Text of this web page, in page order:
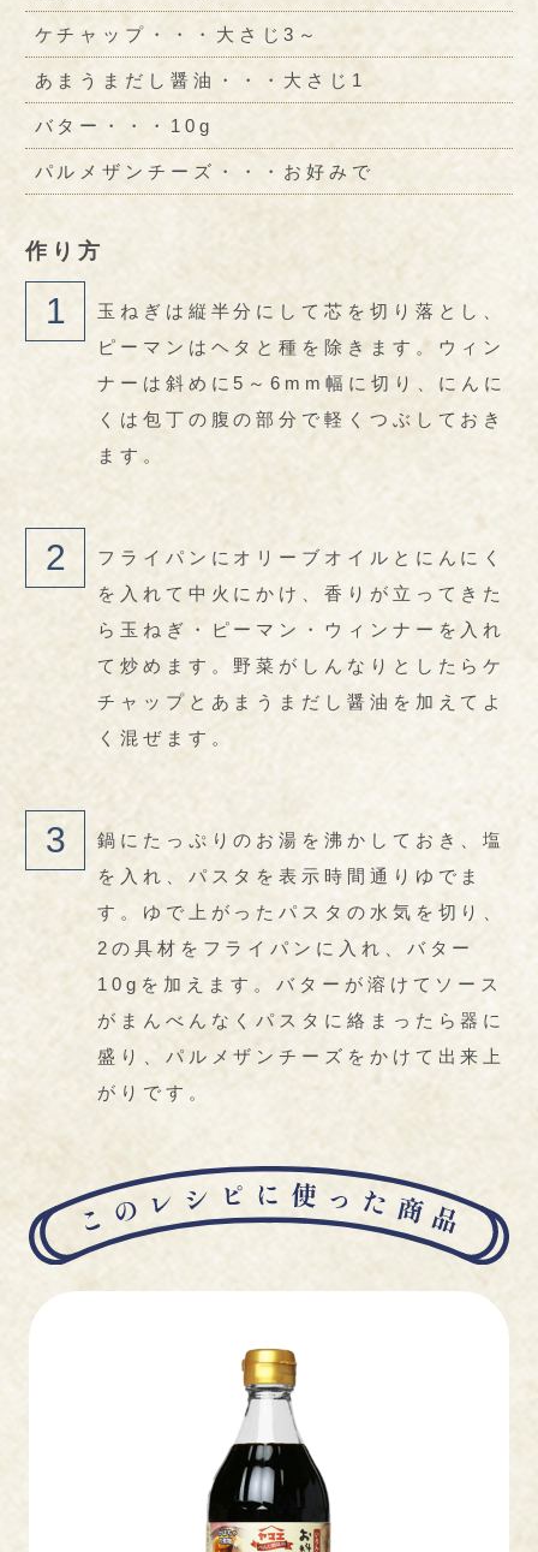
ケチャップ・・・大さじ3～
あまうまだし醤油・・・大さじ1
バター・・・10g
パルメザンチーズ・・・お好みで
作り方
玉ねぎは縦半分にして芯を切り落とし、
ピーマンはヘタと種を除きます。ウィン
ナーは斜めに5～6mm幅に切り、にんに
くは包丁の腹の部分で軽くつぶしておき
ます。
フライパンにオリーブオイルとにんにく
を入れて中火にかけ、香りが立ってきた
ら玉ねぎ・ピーマン・ウィンナーを入れ
て炒めます。野菜がしんなりとしたらケ
チャップとあまうまだし醤油を加えてよ
く混ぜます。
鍋にたっぷりのお湯を沸かしておき、塩
を入れ、パスタを表示時間通りゆでま
す。ゆで上がったパスタの水気を切り、
2の具材をフライパンに入れ、バター
10gを加えます。バターが溶けてソース
がまんべんなくパスタに絡まったら器に
盛り、パルメザンチーズをかけて出来上
がりです。